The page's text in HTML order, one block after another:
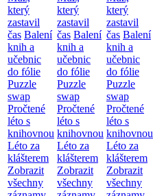
který
zastavil
čas Balení
knih a
učebnic
do fólie
Puzzle
swap
Pročtené
léto s
knihovnou
Léto za
klášterem
Zobrazit
všechny
který
zastavil
čas Balení
knih a
učebnic
do fólie
Puzzle
swap
Pročtené
léto s
knihovnou
Léto za
klášterem
Zobrazit
všechny
který
zastavil
čas Balení
knih a
učebnic
do fólie
Puzzle
swap
Pročtené
léto s
knihovnou
Léto za
klášterem
Zobrazit
všechny